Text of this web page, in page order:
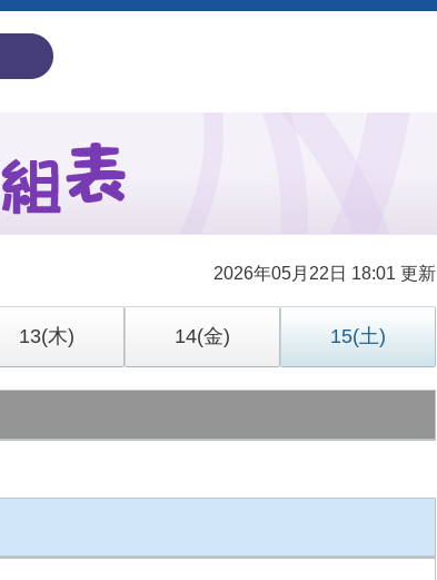
2026年05月22日 18:01 更新
13(木) 14(金) 15(土)